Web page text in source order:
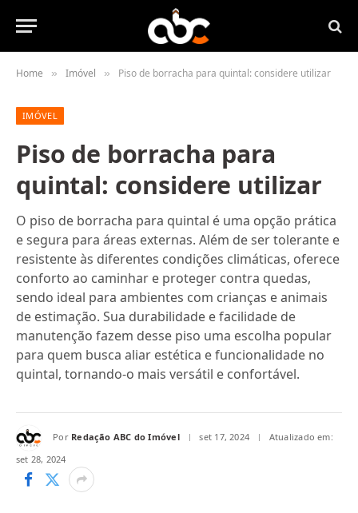
Home » Imóvel » Piso de borracha para quintal: considere utilizar
IMÓVEL
Piso de borracha para
quintal: considere utilizar
O piso de borracha para quintal é uma opção prática
e segura para áreas externas. Além de ser tolerante e
resistente às diferentes condições climáticas, oferece
conforto ao caminhar e proteger contra quedas,
sendo ideal para ambientes com crianças e animais
de estimação. Sua durabilidade e facilidade de
manutenção fazem desse piso uma escolha popular
para quem busca aliar estética e funcionalidade no
quintal, tornando-o mais versátil e confortável.
Por Redação ABC do Imóvel set 17, 2024
Atualizado em:
set 28, 2024